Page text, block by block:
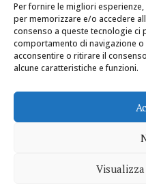
Per fornire le migliori
per memorizzare e/o accedere
consenso a queste tecnologie ci
comportamento di navigazione
acconsentire o ritirare il
alcune caratteristiche e funzioni.